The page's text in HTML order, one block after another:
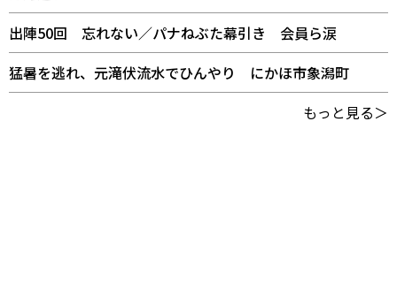
出陣50回 忘れない／パナねぶた幕引き 会員ら涙
猛暑を逃れ、元滝伏流水でひんやり にかほ市象潟町
もっと見る＞